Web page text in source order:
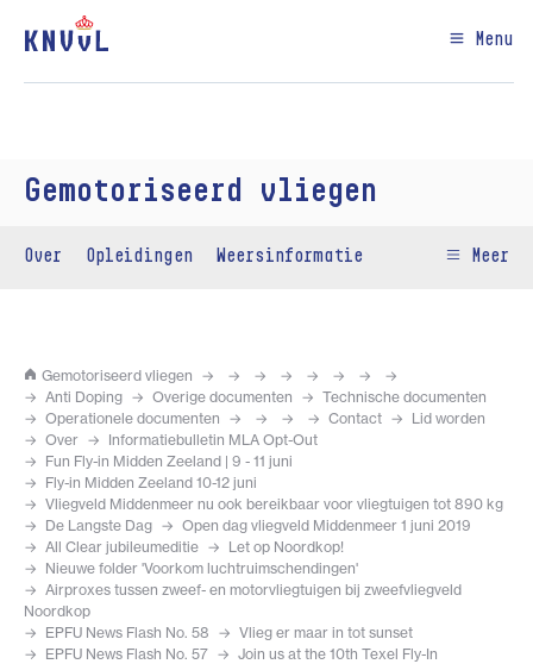
Menu
Gemotoriseerd vliegen
Over Opleidingen Weersinformatie Meer
Gemotoriseerd vliegen
Anti Doping
Overige documenten
Technische documenten
Operationele documenten
Contact
Lid worden
Over
Informatiebulletin MLA Opt-Out
Fun Fly-in Midden Zeeland | 9 - 11 juni
Fly-in Midden Zeeland 10-12 juni
Vliegveld Middenmeer nu ook bereikbaar voor vliegtuigen tot 890 kg
De Langste Dag
Open dag vliegveld Middenmeer 1 juni 2019
All Clear jubileumeditie
Let op Noordkop!
Nieuwe folder 'Voorkom luchtruimschendingen'
Airproxes tussen zweef- en motorvliegtuigen bij zweefvliegveld
Noordkop
EPFU News Flash No. 58
Vlieg er maar in tot sunset
EPFU News Flash No. 57
Join us at the 10th Texel Fly-In